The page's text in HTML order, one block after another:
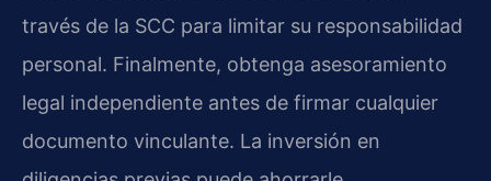
través de la SCC para limitar su responsabilidad
personal. Finalmente, obtenga asesoramiento
legal independiente antes de firmar cualquier
documento vinculante. La inversión en